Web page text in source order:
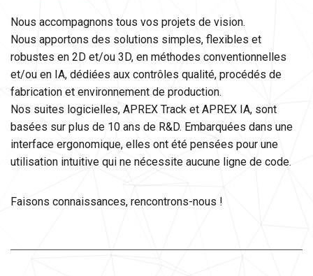
Nous accompagnons tous vos projets de vision.
Nous apportons des solutions simples, flexibles et
robustes en 2D et/ou 3D, en méthodes conventionnelles
et/ou en IA, dédiées aux contrôles qualité, procédés de
fabrication et environnement de production.
Nos suites logicielles, APREX Track et APREX IA, sont
basées sur plus de 10 ans de R&D. Embarquées dans une
interface ergonomique, elles ont été pensées pour une
utilisation intuitive qui ne nécessite aucune ligne de code.
Faisons connaissances, rencontrons-nous !